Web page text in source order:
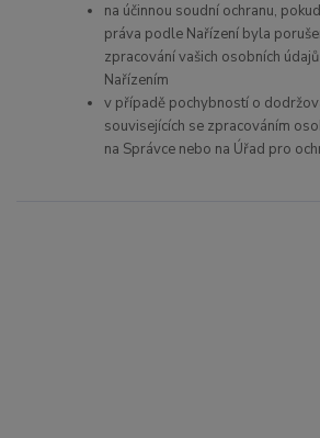
na účinnou soudní ochranu,
práva podle Nařízení byla
zpracování vašich osobních
Nařízením
v případě pochybností o
souvisejících se zpracováním
na Správce nebo na Úřad pro